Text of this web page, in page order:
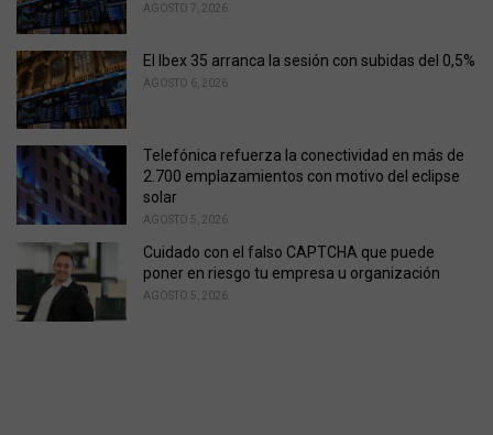
AGOSTO 7, 2026
El Ibex 35 arranca la sesión con subidas del 0,5%
AGOSTO 6, 2026
Telefónica refuerza la conectividad en más de
2.700 emplazamientos con motivo del eclipse
solar
AGOSTO 5, 2026
Cuidado con el falso CAPTCHA que puede
poner en riesgo tu empresa u organización
AGOSTO 5, 2026